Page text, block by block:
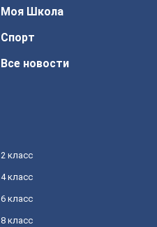
Моя Школа
Спорт
Все новости
2 класс
4 класс
6 класс
8 класс